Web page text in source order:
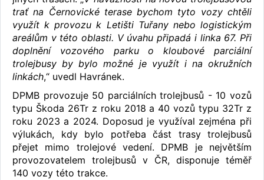
trať na Černovické terase bychom tyto vozy chtěli
využít k provozu k Letišti Tuřany nebo logistickým
areálům v této oblasti. V úvahu připadá i linka 67. Při
doplnění vozového parku o kloubové parciální
trolejbusy by bylo možné je využít i na okružních
linkách,“ uvedl Havránek.
DPMB provozuje 50 parciálních trolejbusů - 10 vozů
typu Škoda 26Tr z roku 2018 a 40 vozů typu 32Tr z
roku 2023 a 2024. Doposud je využíval zejména při
výlukách, kdy bylo potřeba část trasy trolejbusů
přejet mimo trolejové vedení. DPMB je největším
provozovatelem trolejbusů v ČR, disponuje téměř
140 vozy této trakce.